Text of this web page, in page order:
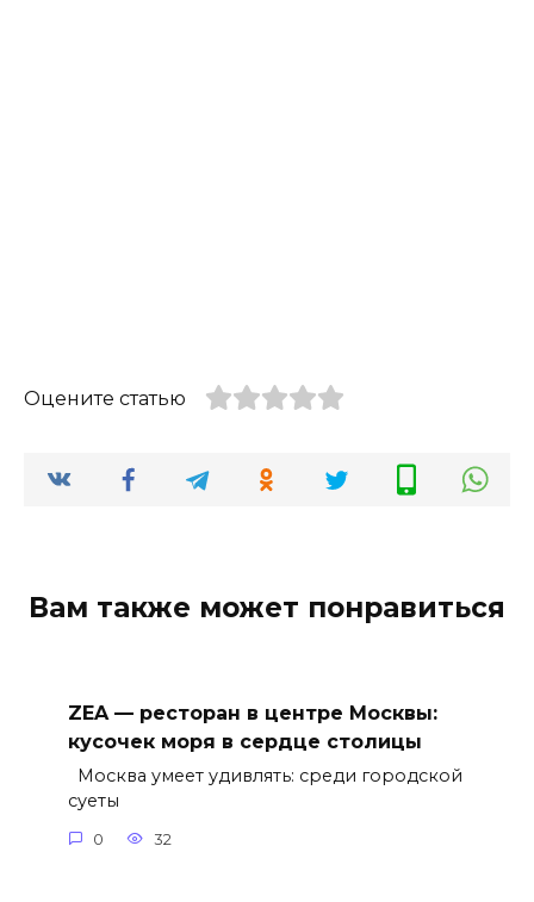
Оцените статью
Вам также может понравиться
ZEA — ресторан в центре Москвы:
кусочек моря в сердце столицы
Москва умеет удивлять: среди городской
суеты
0 32